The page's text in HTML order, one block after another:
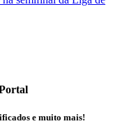
e muito mais!